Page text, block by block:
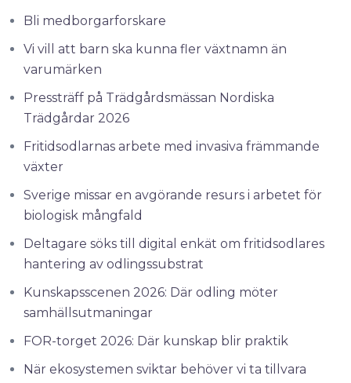
Bli medborgarforskare
Vi vill att barn ska kunna fler växtnamn än
varumärken
Pressträff på Trädgårdsmässan Nordiska
Trädgårdar 2026
Fritidsodlarnas arbete med invasiva främmande
växter
Sverige missar en avgörande resurs i arbetet för
biologisk mångfald
Deltagare söks till digital enkät om fritidsodlares
hantering av odlingssubstrat
Kunskapsscenen 2026: Där odling möter
samhällsutmaningar
FOR-torget 2026: Där kunskap blir praktik
När ekosystemen sviktar behöver vi ta tillvara